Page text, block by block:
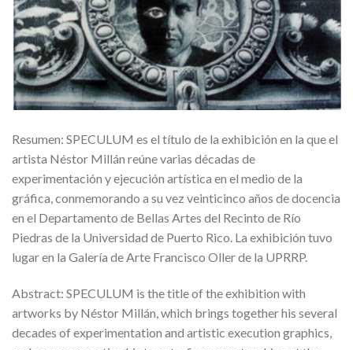
Resumen: SPECULUM es el título de la exhibición en la que el
artista Néstor Millán reúne varias décadas de
experimentación y ejecución artística en el medio de la
gráfica, conmemorando a su vez veinticinco años de docencia
en el Departamento de Bellas Artes del Recinto de Río
Piedras de la Universidad de Puerto Rico. La exhibición tuvo
lugar en la Galería de Arte Francisco Oller de la UPRRP.
Abstract: SPECULUM is the title of the exhibition with
artworks by Néstor Millán, which brings together his several
decades of experimentation and artistic execution graphics,